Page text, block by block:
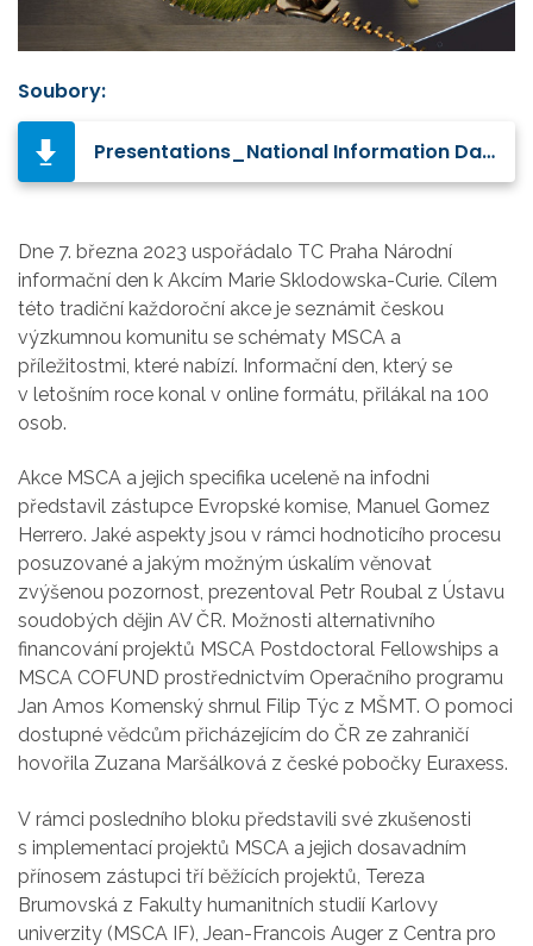
Soubory:
Presentations_National Information Day on MSCA 2023.zip
Dne 7. března 2023 uspořádalo TC Praha Národní
informační den k Akcím Marie Sklodowska-Curie. Cílem
této tradiční každoroční akce je seznámit českou
výzkumnou komunitu se schématy MSCA a
příležitostmi, které nabízí. Informační den, který se
v letošním roce konal v online formátu, přilákal na 100
osob.
Akce MSCA a jejich specifika uceleně na infodni
představil zástupce Evropské komise, Manuel Gomez
Herrero. Jaké aspekty jsou v rámci hodnoticího procesu
posuzované a jakým možným úskalím věnovat
zvýšenou pozornost, prezentoval Petr Roubal z Ústavu
soudobých dějin AV ČR. Možnosti alternativního
financování projektů MSCA Postdoctoral Fellowships a
MSCA COFUND prostřednictvím Operačního programu
Jan Amos Komenský shrnul Filip Týc z MŠMT. O pomoci
dostupné vědcům přicházejícím do ČR ze zahraničí
hovořila Zuzana Maršálková z české pobočky Euraxess.
V rámci posledního bloku představili své zkušenosti
s implementací projektů MSCA a jejich dosavadním
přínosem zástupci tří běžících projektů, Tereza
Brumovská z Fakulty humanitních studií Karlovy
univerzity (MSCA IF), Jean-Francois Auger z Centra pro